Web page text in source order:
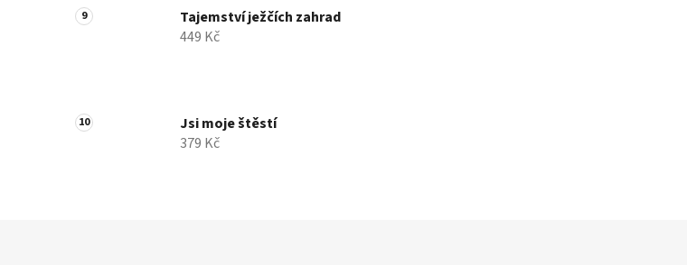
Tajemství ježčích zahrad
449 Kč
Jsi moje štěstí
379 Kč